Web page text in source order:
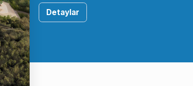
Detaylar